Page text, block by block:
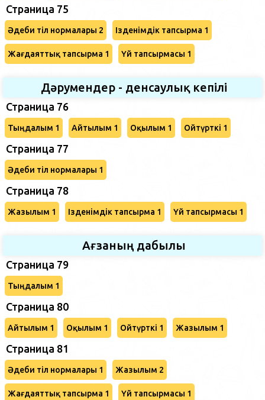
Страница 75
Әдеби тіл нормалары 2 Ізденімдік тапсырма 1
Жағдаяттық тапсырма 1 Үй тапсырмасы 1
Дәрумендер - денсаулық кепілі
Страница 76
Тыңдалым 1 Айтылым 1 Оқылым 1 Ойтүрткі 1
Страница 77
Әдеби тіл нормалары 1
Страница 78
Жазылым 1 Ізденімдік тапсырма 1 Үй тапсырмасы 1
Ағзаның дабылы
Страница 79
Тыңдалым 1
Страница 80
Айтылым 1 Оқылым 1 Ойтүрткі 1 Жазылым 1
Страница 81
Әдеби тіл нормалары 1 Жазылым 2
Жағдаяттық тапсырма 1 Үй тапсырмасы 1